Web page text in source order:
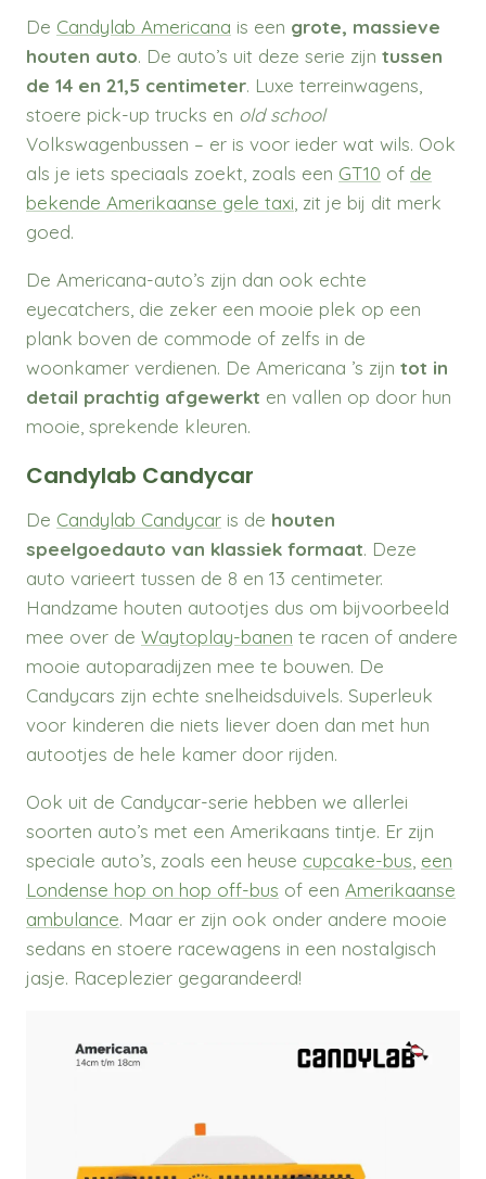
De Candylab Americana is een grote, massieve
houten auto. De auto’s uit deze serie zijn tussen
de 14 en 21,5 centimeter. Luxe terreinwagens,
stoere pick-up trucks en old school
Volkswagenbussen – er is voor ieder wat wils. Ook
als je iets speciaals zoekt, zoals een GT10 of de
bekende Amerikaanse gele taxi, zit je bij dit merk
goed.
De Americana-auto’s zijn dan ook echte
eyecatchers, die zeker een mooie plek op een
plank boven de commode of zelfs in de
woonkamer verdienen. De Americana ’s zijn tot in
detail prachtig afgewerkt en vallen op door hun
mooie, sprekende kleuren.
Candylab Candycar
De Candylab Candycar is de houten
speelgoedauto van klassiek formaat. Deze
auto varieert tussen de 8 en 13 centimeter.
Handzame houten autootjes dus om bijvoorbeeld
mee over de Waytoplay-banen te racen of andere
mooie autoparadijzen mee te bouwen. De
Candycars zijn echte snelheidsduivels. Superleuk
voor kinderen die niets liever doen dan met hun
autootjes de hele kamer door rijden.
Ook uit de Candycar-serie hebben we allerlei
soorten auto’s met een Amerikaans tintje. Er zijn
speciale auto’s, zoals een heuse cupcake-bus, een
Londense hop on hop off-bus of een Amerikaanse
ambulance. Maar er zijn ook onder andere mooie
sedans en stoere racewagens in een nostalgisch
jasje. Raceplezier gegarandeerd!